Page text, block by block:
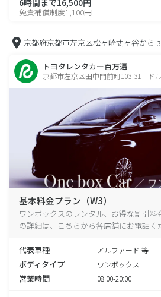
免責補償制度1,100円
京都府京都市左京区松ヶ崎丈ヶ谷から
トヨタレンタカー百万遍
京都市左京区田中門前町103-31 ド
基本料金プラン（W3）
ワンボックスのレンタル、お得な割引
の詳細は、こちらから各店舗にお電話く
代表車種 アルファード 等
ボディタイプ ワンボックス
営業時間 08:00-20:00